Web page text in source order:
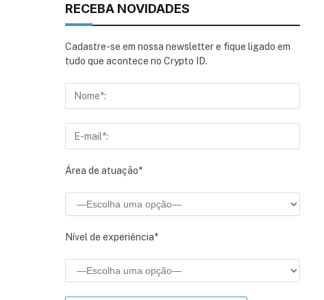
RECEBA NOVIDADES
Cadastre-se em nossa newsletter e fique ligado em
tudo que acontece no Crypto ID.
Área de atuação*
Nível de experiência*